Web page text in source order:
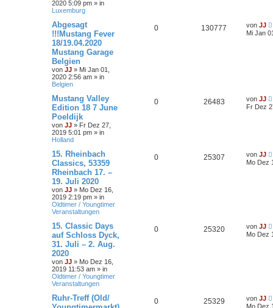
2020 5:09 pm » in
Luxemburg
Abgesagt
!!!Mustang Fever
18/19.04.2020
Mustang Garage
Belgien
von JJ » Mi Jan 01,
2020 2:56 am » in
Belgien
0 130777 von JJ
Mi Jan
Mustang Valley
Edition 18 7 June
Poeldijk
von JJ » Fr Dez 27,
2019 5:01 pm » in
Holland
0 26483 von JJ
Fr Dez
15. Rheinbach
Classics, 53359
Rheinbach 17. –
19. Juli 2020
von JJ » Mo Dez 16,
2019 2:19 pm » in
Oldtimer / Youngtimer
Veranstaltungen
0 25307 von JJ
Mo Dez
15. Classic Days
auf Schloss Dyck,
31. Juli – 2. Aug.
2020
von JJ » Mo Dez 16,
2019 11:53 am » in
Oldtimer / Youngtimer
Veranstaltungen
0 25320 von JJ
Mo Dez
Ruhr-Treff (Old/
0 25329 von JJ
Mo Dez